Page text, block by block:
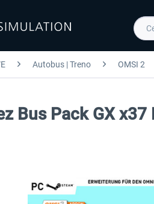
Autobus | Treno OMSI 2
Bus Pack GX x37